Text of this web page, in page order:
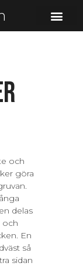
och
göra
delas
och
En
så
sidan